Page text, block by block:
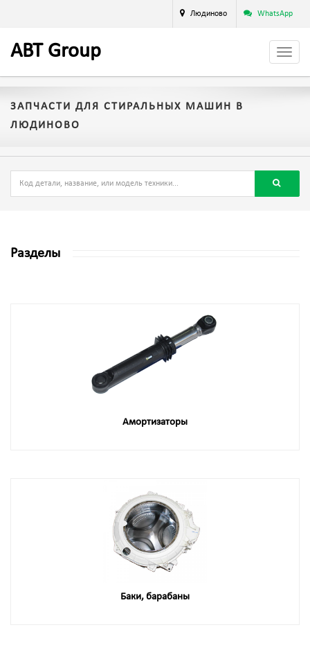
Людиново WhatsApp
ABT Group
ЗАПЧАСТИ ДЛЯ СТИРАЛЬНЫХ МАШИН В
ЛЮДИНОВО
Разделы
Амортизаторы
Баки, барабаны